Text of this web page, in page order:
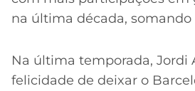
na última década, somando
Na última temporada, Jordi
felicidade de deixar o